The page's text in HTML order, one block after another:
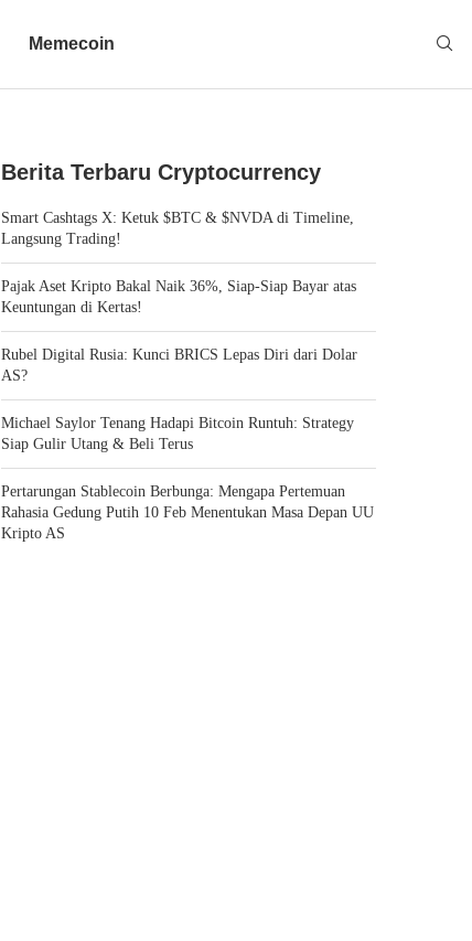
Memecoin
Berita Terbaru Cryptocurrency
Smart Cashtags X: Ketuk $BTC & $NVDA di Timeline,
Langsung Trading!
Pajak Aset Kripto Bakal Naik 36%, Siap-Siap Bayar atas
Keuntungan di Kertas!
Rubel Digital Rusia: Kunci BRICS Lepas Diri dari Dolar
AS?
Michael Saylor Tenang Hadapi Bitcoin Runtuh: Strategy
Siap Gulir Utang & Beli Terus
Pertarungan Stablecoin Berbunga: Mengapa Pertemuan
Rahasia Gedung Putih 10 Feb Menentukan Masa Depan UU
Kripto AS